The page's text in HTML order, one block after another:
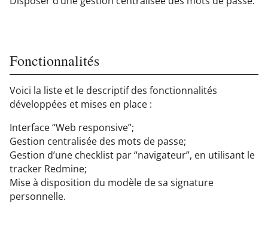
Fonctionnalités
Voici la liste et le descriptif des fonctionnalités
développées et mises en place :
Interface “Web responsive”;
Gestion centralisée des mots de passe;
Gestion d’une checklist par “navigateur”, en utilisant le
tracker Redmine;
Mise à disposition du modèle de sa signature
personnelle.